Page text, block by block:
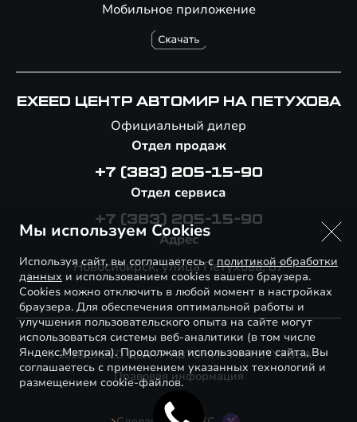
Мобильное приложение
EXEED ЦЕНТР АВТОМИР НА ПЕТУХОВА
Официальный дилер
Отдел продаж
+7 (383) 205-15-90
Отдел сервиса
+7 (383) 205-15-90
Адрес
Новосибирск, улица Петухова, 87
© 2026 EXEED ЦЕНТР АВТОМИР НА ПЕТУХОВА
Правовая информация
Мы используем Cookies
Используя сайт, вы соглашаетесь сполитикой обработки
данных и использованием cookies вашего браузера.
Cookies можно отключить в любой момент в настройках
браузера. Для обеспечения оптимальной работы и
улучшения пользовательского опыта на сайте могут
использоваться системы веб-аналитики (в том числе
Яндекс.Метрика). Продолжая использование сайта, Вы
соглашаетесь с применением указанных технологий и
размещением cookie-файлов.